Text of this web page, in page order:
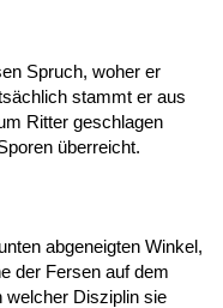
Spruch, woher er
stammt er aus
Ritter geschlagen
überreicht.
abgeneigten Winkel,
der Fersen auf dem
welcher Disziplin sie